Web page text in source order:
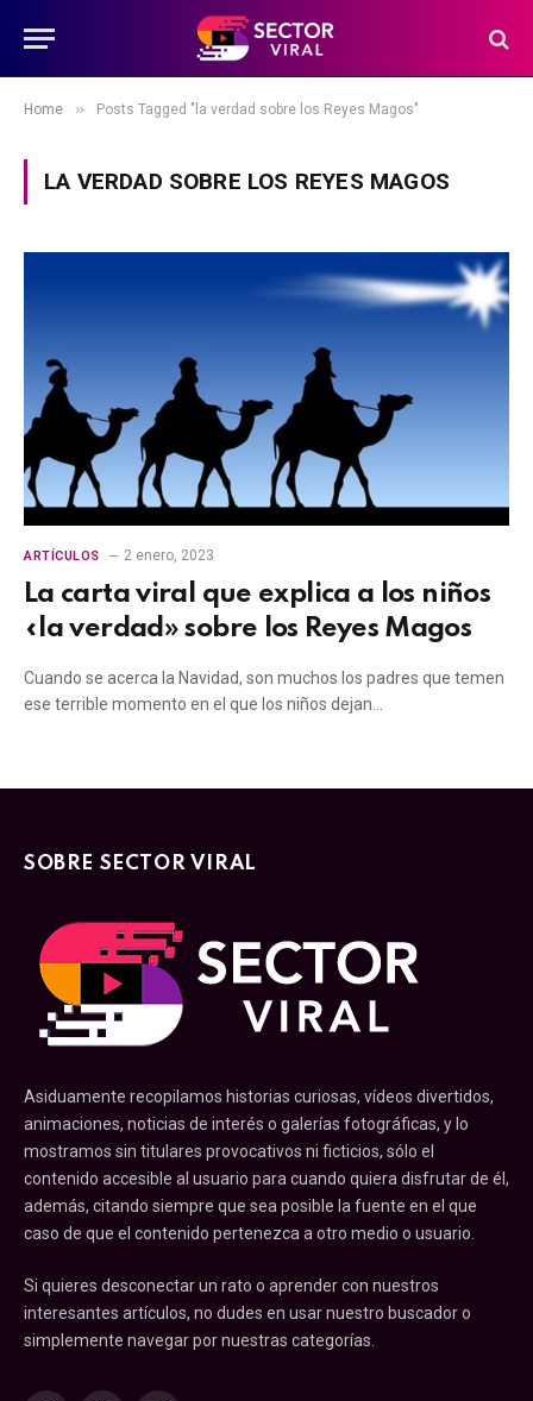
Home » Posts Tagged "la verdad sobre los Reyes Magos"
LA VERDAD SOBRE LOS REYES MAGOS
ARTÍCULOS 2 enero, 2023
La carta viral que explica a los niños
«la verdad» sobre los Reyes Magos
Cuando se acerca la Navidad, son muchos los padres que temen
ese terrible momento en el que los niños dejan…
SOBRE SECTOR VIRAL
Asiduamente recopilamos historias curiosas, vídeos divertidos,
animaciones, noticias de interés o galerías fotográficas, y lo
mostramos sin titulares provocativos ni ficticios, sólo el
contenido accesible al usuario para cuando quiera disfrutar de él,
además, citando siempre que sea posible la fuente en el que
caso de que el contenido pertenezca a otro medio o usuario.
Si quieres desconectar un rato o aprender con nuestros
interesantes artículos, no dudes en usar nuestro buscador o
simplemente navegar por nuestras categorías.